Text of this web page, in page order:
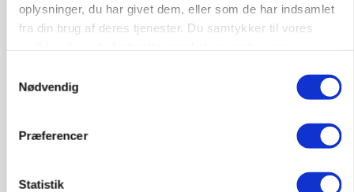
oplysninger, du har givet dem, eller som de har indsamlet
fra din brug af deres tjenester. Du samtykker til vores
Nødvendig
Præferencer
Statistik
Annonce